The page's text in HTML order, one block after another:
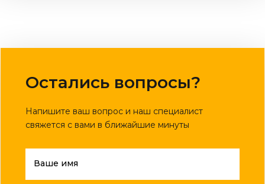
Остались вопросы?
Напишите ваш вопрос и наш специалист
свяжется с вами в ближайшие минуты
Ваше имя